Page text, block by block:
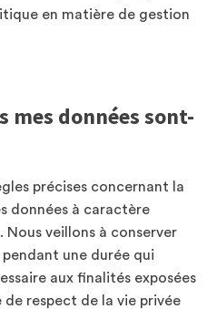
en matière de gestion
mes données sont-
précises concernant la
données à caractère
Nous veillons à conserver
une durée qui
aux finalités exposées
respect de la vie privée